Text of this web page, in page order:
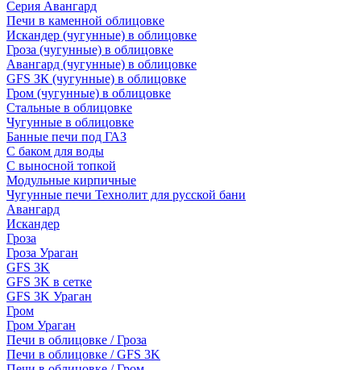
Серия Авангард
Печи в каменной облицовке
Искандер (чугунные) в облицовке
Гроза (чугунные) в облицовке
Авангард (чугунные) в облицовке
GFS ЗК (чугунные) в облицовке
Гром (чугунные) в облицовке
Стальные в облицовке
Чугунные в облицовке
Банные печи под ГАЗ
С баком для воды
С выносной топкой
Модульные кирпичные
Чугунные печи Технолит для русской бани
Авангард
Искандер
Гроза
Гроза Ураган
GFS 3K
GFS 3K в сетке
GFS 3K Ураган
Гром
Гром Ураган
Печи в облицовке / Гроза
Печи в облицовке / GFS 3K